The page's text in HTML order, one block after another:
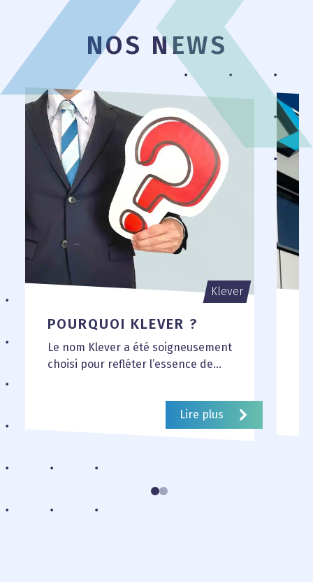
NOS NEWS
Klever
POURQUOI KLEVER ?
Le nom Klever a été soigneusement
choisi pour refléter l’essence de
expertise. Il évoque des...
Lire plus